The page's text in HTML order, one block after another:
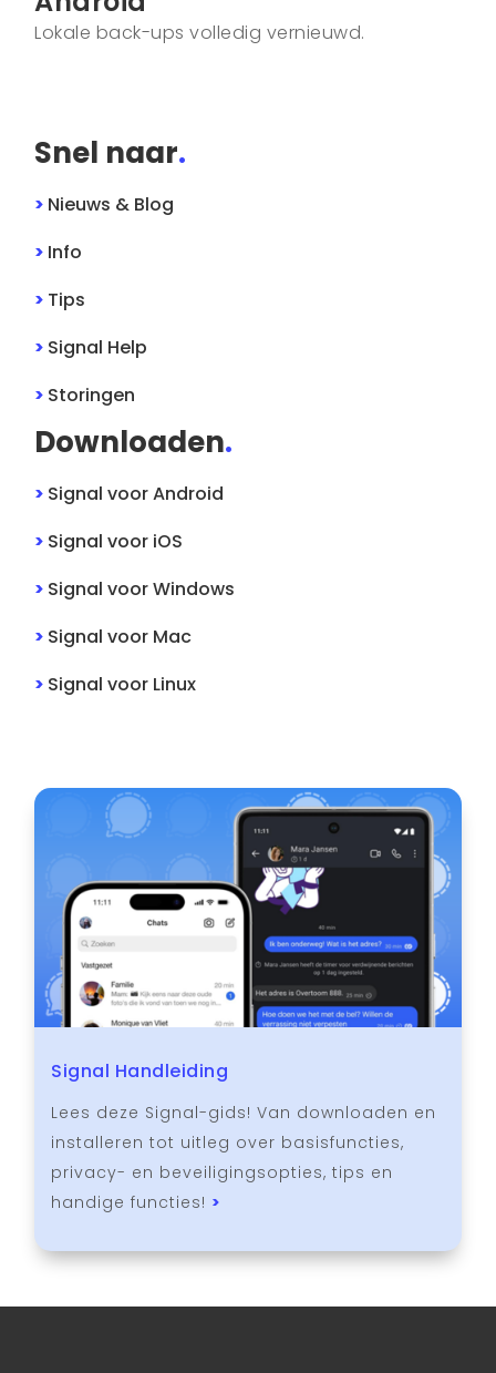
Lokale back-ups volledig vernieuwd.
Snel naar.
> Nieuws & Blog
> Info
> Tips
> Signal Help
> Storingen
Downloaden.
> SignalvoorAndroid
> Signalvoor iOS
> SignalvoorWindows
> Signalvoor Mac
> Signalvoor Linux
Signal Handleiding
Lees deze Signal-gids! Van downloaden en
installeren tot uitleg over basisfuncties,
privacy- en beveiligingsopties, tips en
handige functies! >